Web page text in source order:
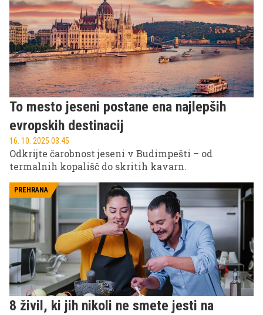
To mesto jeseni postane ena najlepših
evropskih destinacij
16. 10. 2025 03.45
Odkrijte čarobnost jeseni v Budimpešti – od
termalnih kopališč do skritih kavarn.
PREHRANA
8 živil, ki jih nikoli ne smete jesti na